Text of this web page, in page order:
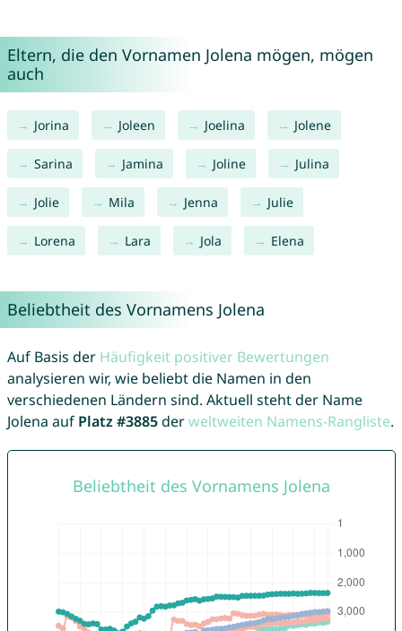
Eltern, die den Vornamen Jolena mögen, mögen
auch
Jorina Joleen Joelina Jolene
Sarina Jamina Joline Julina
Jolie Mila Jenna Julie
Lorena Lara Jola Elena
Beliebtheit des Vornamens Jolena
Auf Basis der Häufigkeit positiver Bewertungen
analysieren wir, wie beliebt die Namen in den
verschiedenen Ländern sind. Aktuell steht der Name
Jolena auf Platz #3885derweltweiten Namens-Rangliste.